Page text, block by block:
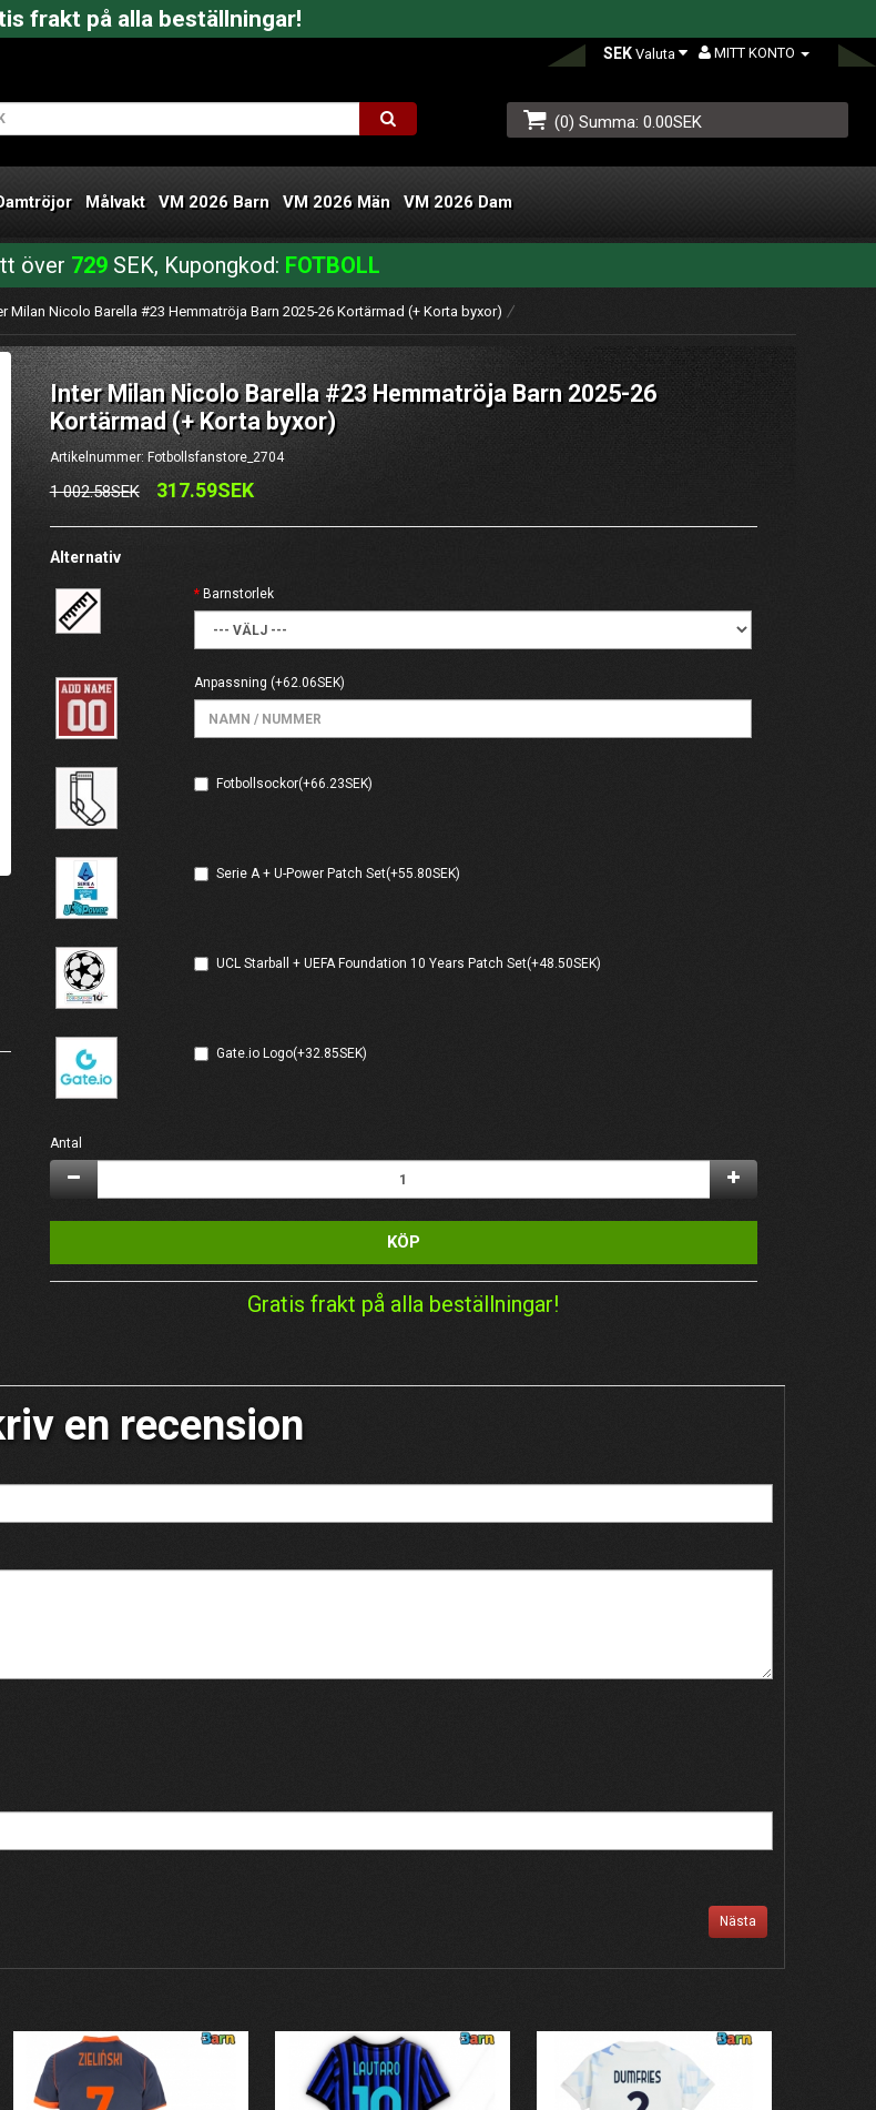
frakt på alla beställningar!
MITT KONTO
SEK Valuta
(0) Summa: 0.00SEK
Målvakt VM 2026 Barn VM 2026 Män VM 2026 Dam
över 729 SEK, Kupongkod: FOTBOLL
Milan Nicolo Barella #23 Hemmatröja Barn 2025-26 Kortärmad (+ Korta byxor)
Inter Milan Nicolo Barella #23 Hemmatröja Barn 2025-26
Kortärmad (+ Korta byxor)
Artikelnummer: Fotbollsfanstore_2704
1 002.58SEK 317.59SEK
Alternativ
Barnstorlek
Anpassning (+62.06SEK)
Fotbollsockor(+66.23SEK)
Serie A + U-Power Patch Set(+55.80SEK)
UCL Starball + UEFA Foundation 10 Years Patch Set(+48.50SEK)
Gate.io Logo(+32.85SEK)
Antal
KÖP
Gratis frakt på alla beställningar!
en recension
Nästa